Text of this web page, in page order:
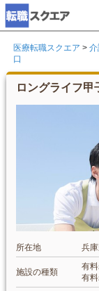
医療転職スクエア > 介
口
ロングライフ甲
所在地 兵
施設の種類
有
有